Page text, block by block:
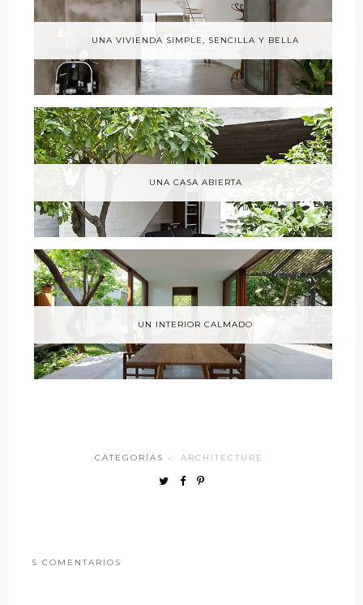
UNA VIVIENDA SIMPLE, SENCILLA Y BELLA
UNA CASA ABIERTA
UN INTERIOR CALMADO
CATEGORÍAS · ARCHITECTURE
5 COMENTARIOS